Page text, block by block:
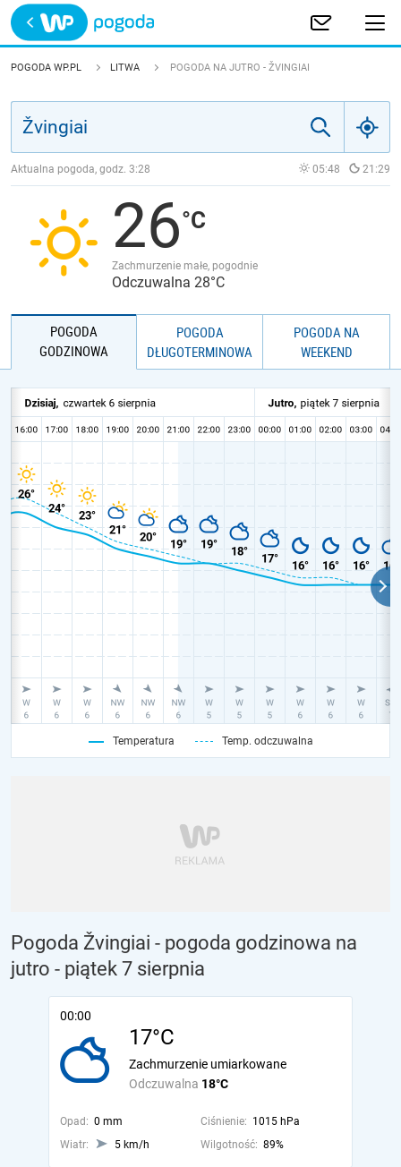
Trwa ładowanie
POLSKA
JAKOŚĆ POWIETRZA
POGODA WP.PL LITWA POGODA NA JUTRO - ŽVINGIAI
Aktualna pogoda, godz. 3:28 05:48 21:29
26
Zachmurzenie małe, pogodnie
Odczuwalna 28°C
POGODA
GODZINOWA
POGODA
DŁUGOTERMINOWA
POGODA NA
WEEKEND
Temperatura Temp. odczuwalna
Pogoda Žvingiai - pogoda godzinowa na
jutro - piątek 7 sierpnia
00:00
17°C
Odczuwalna 18°C
Zachmurzenie umiarkowane
Opad: 0 mm Ciśnienie: 1015 hPa
Wiatr:
5 km/h Wilgotność: 89%